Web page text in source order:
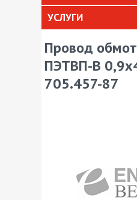
УСЛУГИ
Провод
ПЭТВП-В
705.457-87